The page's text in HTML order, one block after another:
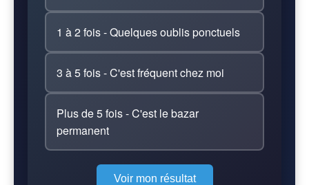
1 à 2 fois - Quelques oublis ponctuels
3 à 5 fois - C'est fréquent chez moi
Plus de 5 fois - C'est le bazar
permanent
Voir mon résultat